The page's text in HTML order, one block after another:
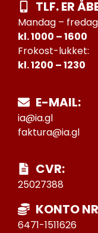
TLF. ER
Mandag –
kl. 1000 – 1600
Frokost-lukket:
kl. 1200 – 1230
E-MAIL:
ia@ia.gl
faktura@ia.gl
CVR:
25027388
KONTO
6471-1511626